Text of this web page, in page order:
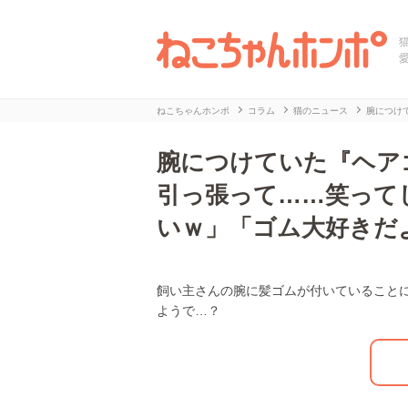
ねこちゃんホンポ コラム 猫のニュース 腕につけ
腕につけていた『ヘ
引っ張って……笑って
いｗ」「ゴム大好きだ
U
n
/
L
飼い主さんの腕に髪ゴムが付いていること
ようで…？